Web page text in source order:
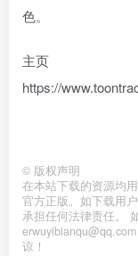
色。
主页
https://
© 版权声明
在本站下载的资源均
官方正版。如下载用
承担任何法律责任。
谅！